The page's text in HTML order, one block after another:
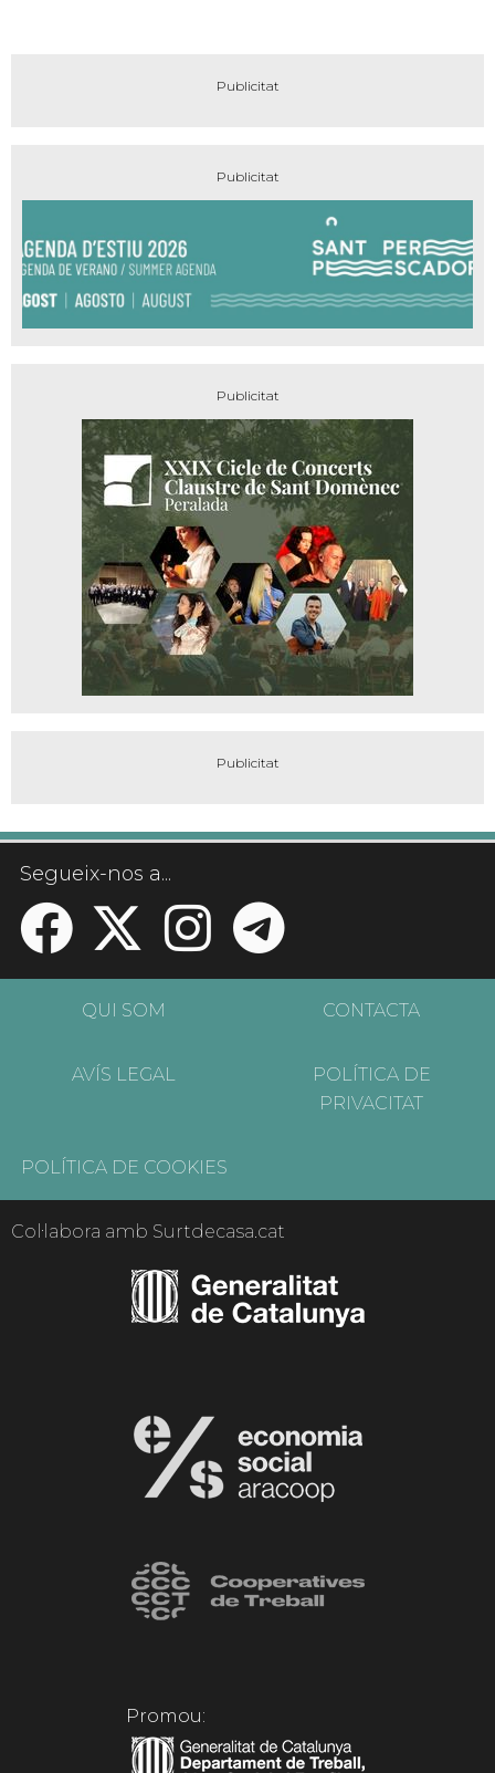
Segueix-nos a...
QUI SOM CONTACTA
AVÍS LEGAL
POLÍTICA DE
PRIVACITAT
POLÍTICA DE COOKIES
Col·labora amb Surtdecasa.cat
Promou: